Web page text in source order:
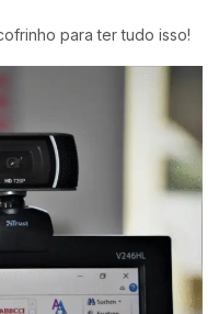
para ter tudo isso!